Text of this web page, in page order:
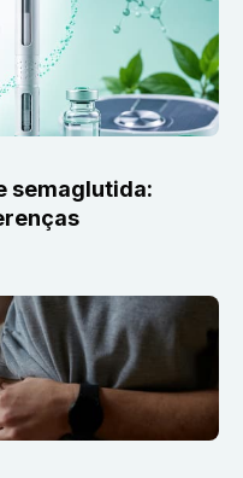
semaglutida: